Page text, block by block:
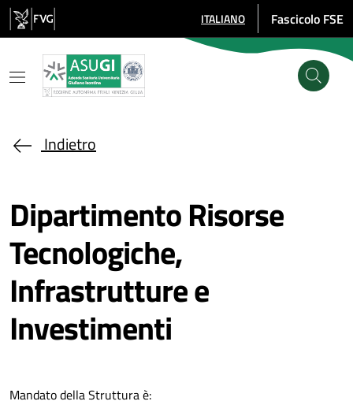
Salta al contenuto principale
SELEZIONE LINGUA: LINGUA
ITALIANO Fascicolo FSE
Indietro
Dipartimento Risorse
Tecnologiche,
Infrastrutture e
Investimenti
Mandato della Struttura è: